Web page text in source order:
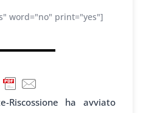
word="no" print="yes"]
Riscossione ha avviato